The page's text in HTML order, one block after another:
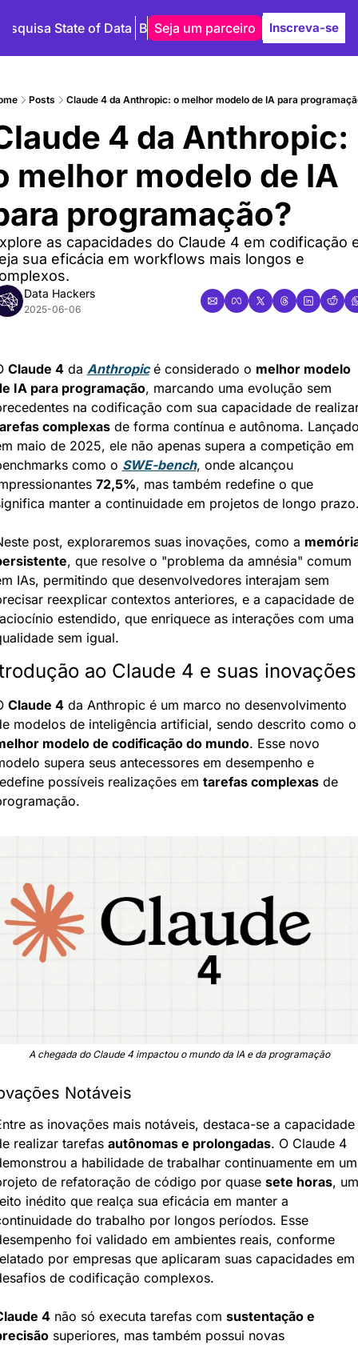
State of Data Blog Autores
Seja um parceiro Inscreva-se
Posts Claude 4 da Anthropic: o melhor modelo de IA para
4 da Anthropic:
melhor modelo de IA
programação?
as capacidades do Claude 4 em codificação
sua eficácia em workflows mais longos e
Data Hackers
2025-06-06
Claude 4 da Anthropic é considerado o melhor modelo
IA para programação, marcando uma evolução sem
complexas de forma contínua e autônoma.
maio de 2025, ele não apenas supera a competição em
como o SWE-bench, onde alcançou
72,5%, mas também redefine o que
manter a continuidade em projetos de longo
post, exploraremos suas inovações, como a
, que resolve o "problema da amnésia" comum
IAs, permitindo que desenvolvedores interajam sem
reexplicar contextos anteriores, e a capacidade de
estendido, que enriquece as interações com uma
sem igual.
ao Claude 4 e suas inovações
Claude 4 da Anthropic é um marco no desenvolvimento
modelo de codificação do mundo. Esse novo
supera seus antecessores em desempenho e
possíveis realizações em tarefas complexas de
A chegada do Claude 4 impactou o mundo da IA e da programação
Notáveis
as inovações mais notáveis, destaca-se a capacidade
realizar tarefas autônomas e prolongadas. O Claude 4
a habilidade de trabalhar continuamente em um
de refatoração de código por quase sete horas, um
inédito que realça sua eficácia em manter a
do trabalho por longos períodos. Esse
foi validado em ambientes reais, conforme
por empresas que aplicaram suas capacidades em
de codificação complexos.
4 não só executa tarefas com sustentação e
superiores, mas também possui novas